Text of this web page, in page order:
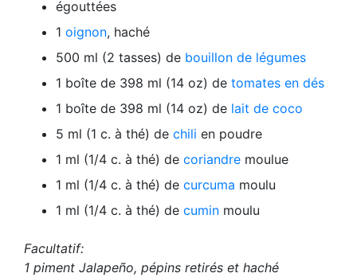
égouttées
1 oignon, haché
500 ml (2 tasses) de bouillon de légumes
1 boîte de 398 ml (14 oz) de tomates en dés
1 boîte de 398 ml (14 oz) de lait de coco
5 ml (1 c. à thé) de chili en poudre
1 ml (1/4 c. à thé) de coriandre moulue
1 ml (1/4 c. à thé) de curcuma moulu
1 ml (1/4 c. à thé) de cumin moulu
Facultatif:
1 piment Jalapeño, pépins retirés et haché